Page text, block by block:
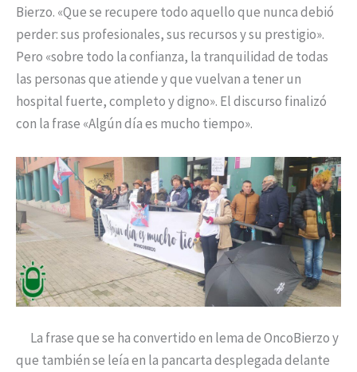
Bierzo. «Que se recupere todo aquello que nunca debió
perder: sus profesionales, sus recursos y su prestigio».
Pero «sobre todo la confianza, la tranquilidad de todas
las personas que atiende y que vuelvan a tener un
hospital fuerte, completo y digno». El discurso finalizó
con la frase «Algún día es mucho tiempo».
La frase que se ha convertido en lema de OncoBierzo y
que también se leía en la pancarta desplegada delante